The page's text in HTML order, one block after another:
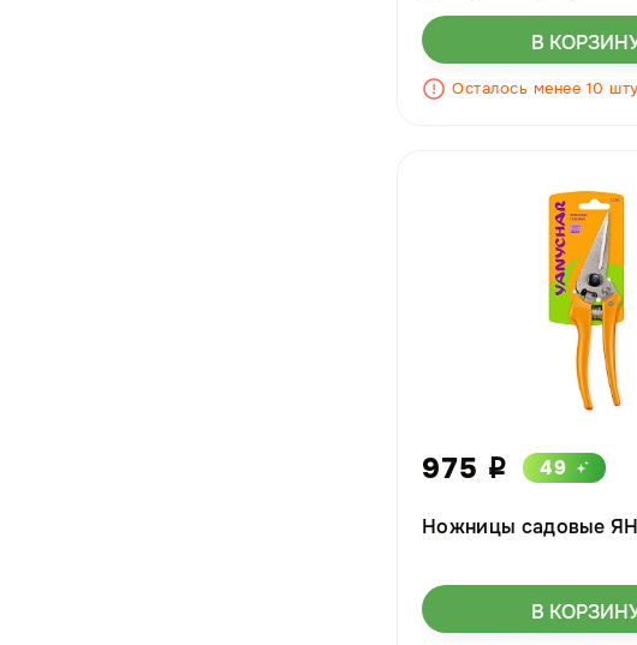
В
Осталось менее 10
975 i 49
Ножницы садовые
В